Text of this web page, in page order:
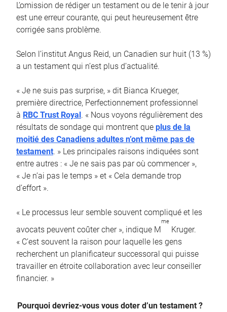
L’omission de rédiger un testament ou de le tenir à jour
est une erreur courante, qui peut heureusement être
corrigée sans problème.
Selon l’institut Angus Reid, un Canadien sur huit (13 %)
a un testament qui n’est plus d’actualité.
« Je ne suis pas surprise, » dit Bianca Krueger,
première directrice, Perfectionnement professionnel
à RBC Trust Royal . « Nous voyons régulièrement des
résultats de sondage qui montrent que plus de la
moitié des Canadiens adultes n’ont même pas de
testament. » Les principales raisons indiquées sont
entre autres : « Je ne sais pas par où commencer »,
« Je n’ai pas le temps » et « Cela demande trop
d’effort ».
« Le processus leur semble souvent compliqué et les
avocats peuvent coûter cher », indique M
me
Kruger.
« C’est souvent la raison pour laquelle les gens
recherchent un planificateur successoral qui puisse
travailler en étroite collaboration avec leur conseiller
financier. »
Pourquoi devriez-vous vous doter d’un testament ?